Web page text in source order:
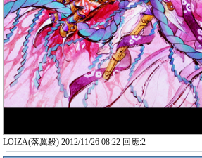
LOIZA(落翼殺) 2012/11/26 08:22 回應:2